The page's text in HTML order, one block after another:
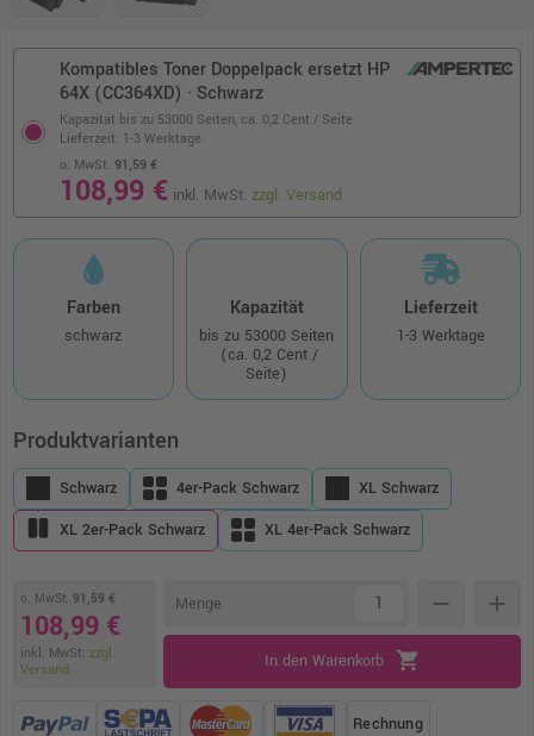
Kompatibles Toner Doppelpack ersetzt HP
64X (CC364XD) · Schwarz
Kapazität bis zu 53000 Seiten, ca. 0,2 Cent / Seite
o. MwSt.91,59 €
108,99 € inkl. MwSt.zzgl. Versand
Lieferzeit: 1-3 Werktage
Farben
schwarz
Kapazität
bis zu 53000 Seiten
(ca. 0,2 Cent /
Seite)
Lieferzeit
1-3 Werktage
Produktvarianten
Schwarz 4er-Pack Schwarz
XL Schwarz
XL 2er-Pack Schwarz
XL 4er-Pack Schwarz
o. MwSt. 91,59 €
108,99 €
inkl. MwSt. zzgl.
Versand
Menge remove add
In den Warenkorb shopping_cart
Rechnung